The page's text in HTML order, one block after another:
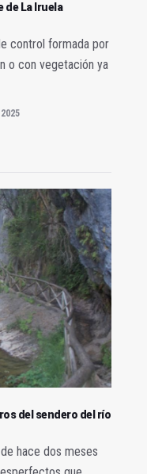
de La Iruela
control formada por
o con vegetación ya
del sendero del río
hace dos meses